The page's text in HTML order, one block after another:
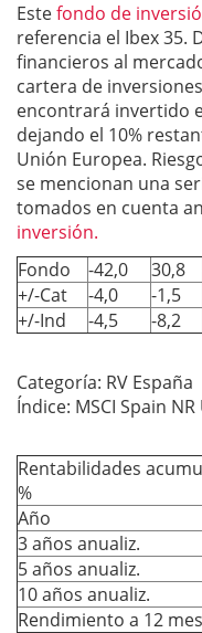
Estefondo de
referencia el Ibex 35.
financieros al
cartera de
encontrará invertido
dejando el 10%
Unión Europea.
se mencionan una
tomados en cuenta
inversión.
Fondo
-42,0 30,8
+/-Cat
-4,0 -1,5
+/-Ind
-4,5 -8,2
Categoría: RV España
Índice: MSCI Spain NR
Rentabilidades
%
Año
3 años anualiz.
5 años anualiz.
10 años anualiz.
Rendimiento a 12